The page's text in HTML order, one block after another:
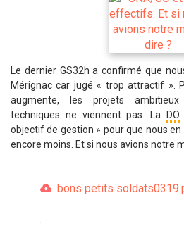
Le dernier GS32h a confirmé que
Mérignac car jugé « trop attractif ».
augmente, les projets ambitieux
techniques ne viennent pas. La
DO
objectif de gestion » pour que nous
encore moins. Et si nous avions notre
bons petits